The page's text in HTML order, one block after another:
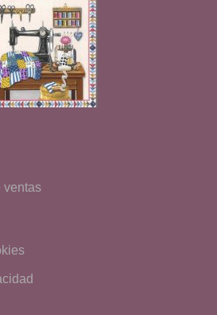
ventas